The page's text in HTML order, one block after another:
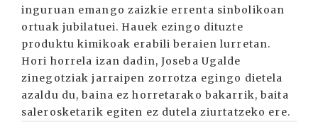
inguruan emango zaizkie errenta sinbolikoan
ortuak jubilatuei. Hauek ezingo dituzte
produktu kimikoak erabili beraien lurretan.
Hori horrela izan dadin, Joseba Ugalde
zinegotziak jarraipen zorrotza egingo dietela
azaldu du, baina ez horretarako bakarrik, baita
salerosketarik egiten ez dutela ziurtatzeko ere.